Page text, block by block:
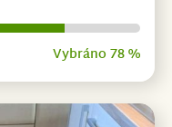
Vybráno 78 %